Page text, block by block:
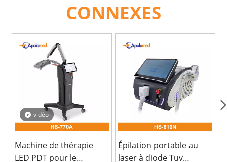
CONNEXES
vidéo
Machine de thérapie
LED PDT pour le
Épilation portable au
laser à diode Tuv